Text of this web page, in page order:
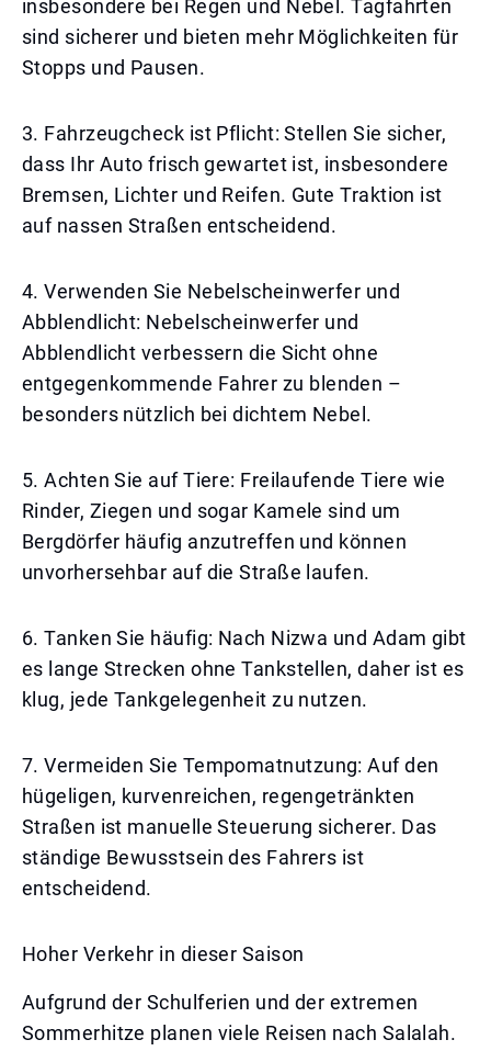
insbesondere bei Regen und Nebel. Tagfahrten
sind sicherer und bieten mehr Möglichkeiten für
Stopps und Pausen.
3. Fahrzeugcheck ist Pflicht: Stellen Sie sicher,
dass Ihr Auto frisch gewartet ist, insbesondere
Bremsen, Lichter und Reifen. Gute Traktion ist
auf nassen Straßen entscheidend.
4. Verwenden Sie Nebelscheinwerfer und
Abblendlicht: Nebelscheinwerfer und
Abblendlicht verbessern die Sicht ohne
entgegenkommende Fahrer zu blenden –
besonders nützlich bei dichtem Nebel.
5. Achten Sie auf Tiere: Freilaufende Tiere wie
Rinder, Ziegen und sogar Kamele sind um
Bergdörfer häufig anzutreffen und können
unvorhersehbar auf die Straße laufen.
6. Tanken Sie häufig: Nach Nizwa und Adam gibt
es lange Strecken ohne Tankstellen, daher ist es
klug, jede Tankgelegenheit zu nutzen.
7. Vermeiden Sie Tempomatnutzung: Auf den
hügeligen, kurvenreichen, regengetränkten
Straßen ist manuelle Steuerung sicherer. Das
ständige Bewusstsein des Fahrers ist
entscheidend.
Hoher Verkehr in dieser Saison
Aufgrund der Schulferien und der extremen
Sommerhitze planen viele Reisen nach Salalah.